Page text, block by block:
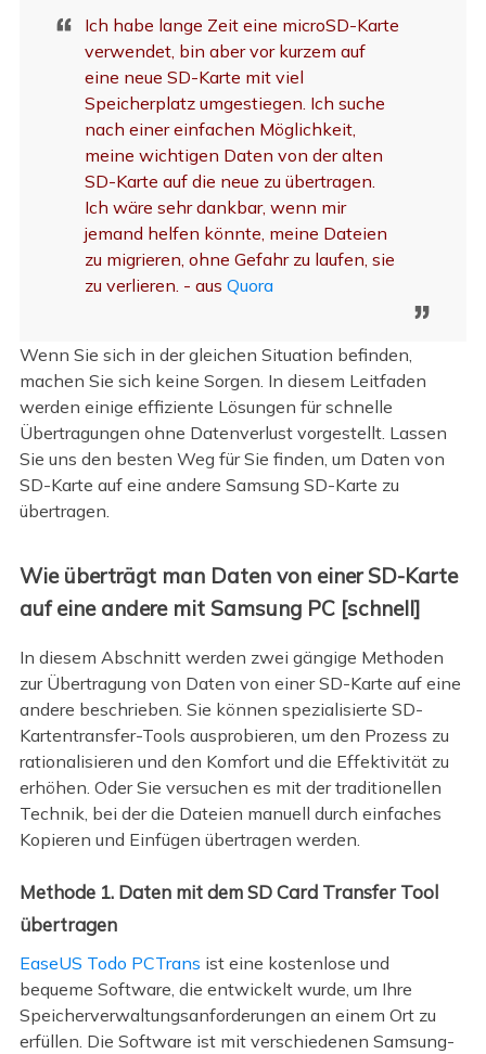
Ich habe lange Zeit eine microSD-Karte
verwendet, bin aber vor kurzem auf
eine neue SD-Karte mit viel
Speicherplatz umgestiegen. Ich suche
nach einer einfachen Möglichkeit,
meine wichtigen Daten von der alten
SD-Karte auf die neue zu übertragen.
Ich wäre sehr dankbar, wenn mir
jemand helfen könnte, meine Dateien
zu migrieren, ohne Gefahr zu laufen, sie
zu verlieren. - aus Quora
Wenn Sie sich in der gleichen Situation befinden,
machen Sie sich keine Sorgen. In diesem Leitfaden
werden einige effiziente Lösungen für schnelle
Übertragungen ohne Datenverlust vorgestellt. Lassen
Sie uns den besten Weg für Sie finden, um Daten von
SD-Karte auf eine andere Samsung SD-Karte zu
übertragen.
Wie überträgt man Daten von einer SD-Karte
auf eine andere mit Samsung PC [schnell]
In diesem Abschnitt werden zwei gängige Methoden
zur Übertragung von Daten von einer SD-Karte auf eine
andere beschrieben. Sie können spezialisierte SD-
Kartentransfer-Tools ausprobieren, um den Prozess zu
rationalisieren und den Komfort und die Effektivität zu
erhöhen. Oder Sie versuchen es mit der traditionellen
Technik, bei der die Dateien manuell durch einfaches
Kopieren und Einfügen übertragen werden.
Methode 1. Daten mit dem SD Card Transfer Tool
übertragen
EaseUS Todo PCTrans ist eine kostenlose und
bequeme Software, die entwickelt wurde, um Ihre
Speicherverwaltungsanforderungen an einem Ort zu
erfüllen. Die Software ist mit verschiedenen Samsung-